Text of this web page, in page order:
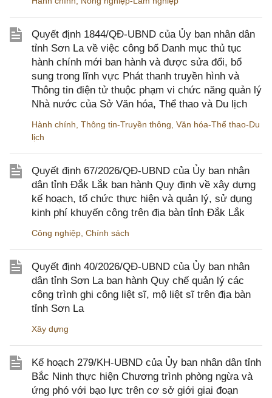
Quyết định 1844/QĐ-UBND của Ủy ban nhân dân
tỉnh Sơn La về việc công bố Danh mục thủ tục
hành chính mới ban hành và được sửa đổi, bổ
sung trong lĩnh vực Phát thanh truyền hình và
Thông tin điện tử thuộc phạm vi chức năng quản lý
Nhà nước của Sở Văn hóa, Thể thao và Du lịch
Hành chính Thông tin-Truyền thông Văn hóa-Thể thao-Du
lịch
Quyết định 67/2026/QĐ-UBND của Ủy ban nhân
dân tỉnh Đắk Lắk ban hành Quy định về xây dựng
kế hoạch, tổ chức thực hiện và quản lý, sử dụng
kinh phí khuyến công trên địa bàn tỉnh Đắk Lắk
Công nghiệp Chính sách
Quyết định 40/2026/QĐ-UBND của Ủy ban nhân
dân tỉnh Sơn La ban hành Quy chế quản lý các
công trình ghi công liệt sĩ, mộ liệt sĩ trên địa bàn
tỉnh Sơn La
Xây dựng
Kế hoạch 279/KH-UBND của Ủy ban nhân dân tỉnh
Bắc Ninh thực hiện Chương trình phòng ngừa và
ứng phó với bạo lực trên cơ sở giới giai đoạn